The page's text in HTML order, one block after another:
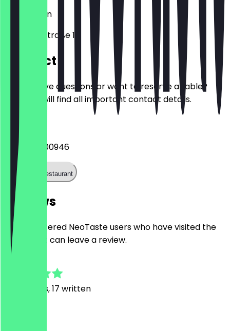
Berlin
Hobrechtstraße 11
Contact
Do you have questions or want to reserve a table?
Here you will find all important contact details.
Phone
+493062900946
Call the restaurant
Reviews
Only registered NeoTaste users who have visited the
restaurant can leave a review.
Reviews, 17 written